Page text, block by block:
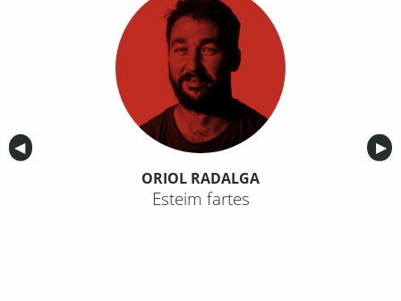
Anterior
◀︎ ▶︎
ORIOL RADALGA
Esteim fartes